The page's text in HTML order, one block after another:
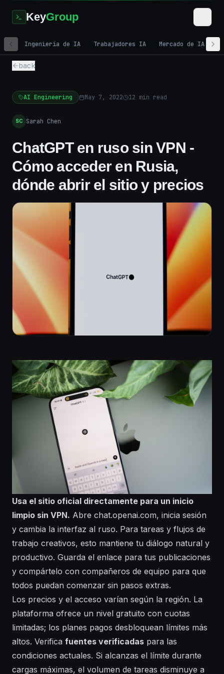
KeyGroup
Ingeniería de IA Trabajadores IA Mercado de IA
back
AI Engineering May 7, 2022 12 min read
SC Sarah Chen
ChatGPT en ruso sin VPN -
Cómo acceder en Rusia,
dónde abrir el sitio y precios
Usa el sitio oficial directamente para un inicio
limpio sin VPN. Abre chat.openai.com, inicia sesión
y cambia la interfaz al ruso. Para tareas y flujos de
trabajo creativos, esto mantiene tu diálogo natural y
productivo. Guarda el enlace para tus publicaciones
y compártelo con compañeros de equipo para que
todos puedan comenzar sin pasos extras.
Los precios y el acceso varían según la región. La
plataforma ofrece un nivel gratuito con cuotas
limitadas; los planes pagos desbloquean límites más
altos. Verifica fuentes verificadas para las
condiciones actuales. Si alcanzas el límite durante
cargas máximas, el volumen de tareas disminuye a